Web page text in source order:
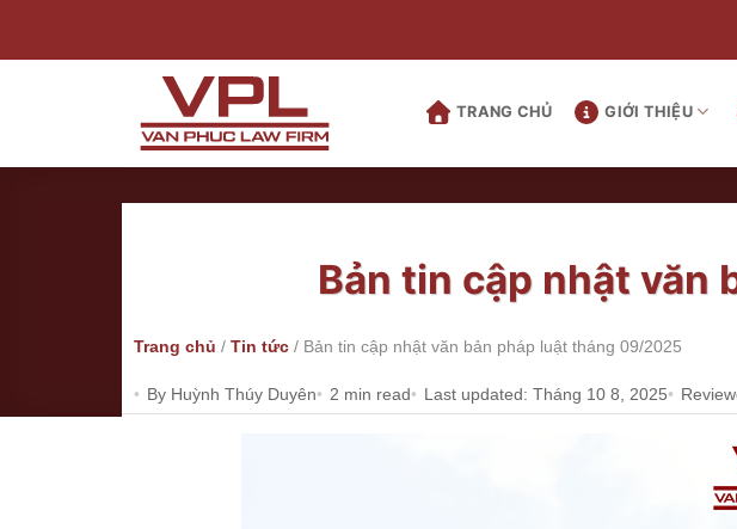
TRANG CHỦ GIỚI THIỆU
Bản tin cập nhật
Trang chủ / Tin tức / Bản tin cập nhật văn bản pháp luật tháng 09/2025
By Huỳnh Thúy Duyên 2 min read Last updated: Tháng 10 8, 2025